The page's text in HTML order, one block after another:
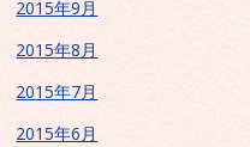
2015年9月
2015年8月
2015年7月
2015年6月